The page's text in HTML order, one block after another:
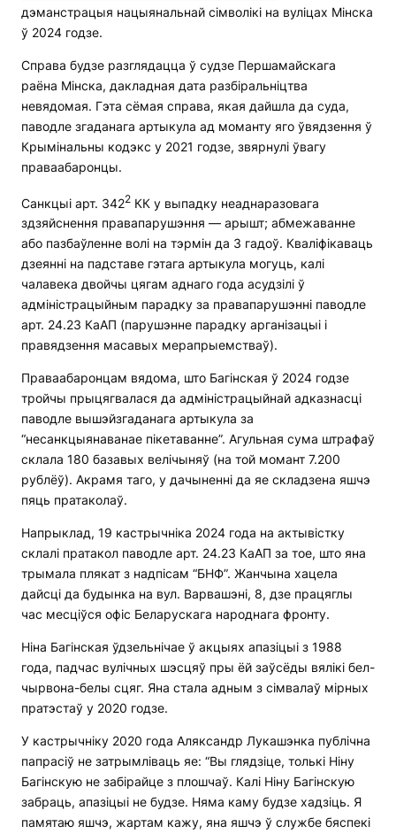
дэманстрацыя нацыянальнай сімволікі на вуліцах Мінска
ў 2024 годзе.
Справа будзе разглядацца ў судзе Першамайскага
раёна Мінска, дакладная дата разбіральніцтва
невядомая. Гэта сёмая справа, якая дайшла да суда,
паводле згаданага артыкула ад моманту яго ўвядзення ў
Крымінальны кодэкс у 2021 годзе, звярнулі ўвагу
праваабаронцы.
Санкцыі арт. 3422 КК у выпадку неаднаразовага
здзяйснення правапарушэння — арышт; абмежаванне
або пазбаўленне волі на тэрмін да 3 гадоў. Кваліфікаваць
дзеянні на падставе гэтага артыкула могуць, калі
чалавека двойчы цягам аднаго года асудзілі ў
адміністрацыйным парадку за правапарушэнні паводле
арт. 24.23 КаАП (парушэнне парадку арганізацыі і
правядзення масавых мерапрыемстваў).
Праваабаронцам вядома, што Багінская ў 2024 годзе
тройчы прыцягвалася да адміністрацыйнай адказнасці
паводле вышэйзгаданага артыкула за
“несанкцыянаванае пікетаванне”. Агульная сума штрафаў
склала 180 базавых велічыняў (на той момант 7.200
рублёў). Акрамя таго, у дачыненні да яе складзена яшчэ
пяць пратаколаў.
Напрыклад, 19 кастрычніка 2024 года на актывістку
склалі пратакол паводле арт. 24.23 КаАП за тое, што яна
трымала плякат з надпісам “БНФ”. Жанчына хацела
дайсці да будынка на вул. Варвашэні, 8, дзе працяглы
час месціўся офіс Беларускага народнага фронту.
Ніна Багінская ўдзельнічае ў акцыях апазіцыі з 1988
года, падчас вулічных шэсцяў пры ёй заўсёды вялікі бел-
чырвона-белы сцяг. Яна стала адным з сімвалаў мірных
пратэстаў у 2020 годзе.
У кастрычніку 2020 года Аляксандр Лукашэнка публічна
папрасіў не затрымліваць яе: “Вы глядзіце, толькі Ніну
Багінскую не забірайце з плошчаў. Калі Ніну Багінскую
забраць, апазіцыі не будзе. Няма каму будзе хадзіць. Я
памятаю яшчэ, жартам кажу, яна яшчэ ў службе бяспекі